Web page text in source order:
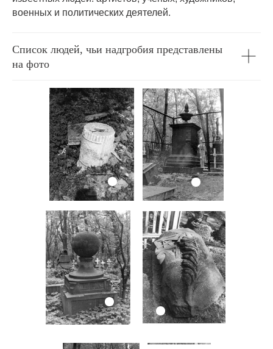
военных и политических деятелей.
Список людей, чьи надгробия представлены
на фото